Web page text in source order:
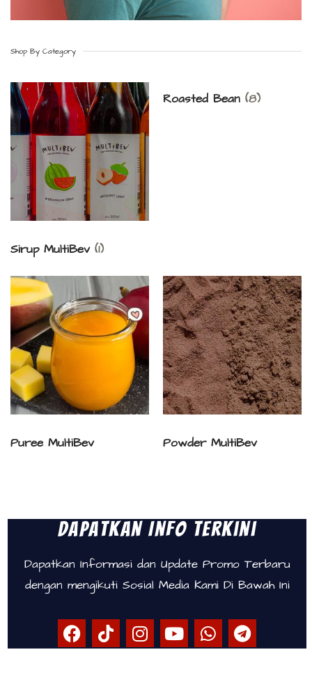
Shop By Category
Sirup MultiBev (1)
Roasted Bean (8)
Puree MultiBev Powder MultiBev
Dapatkan Info Terkini
Dapatkan Informasi dan Update Promo Terbaru
dengan mengikuti Sosial Media Kami Di Bawah Ini